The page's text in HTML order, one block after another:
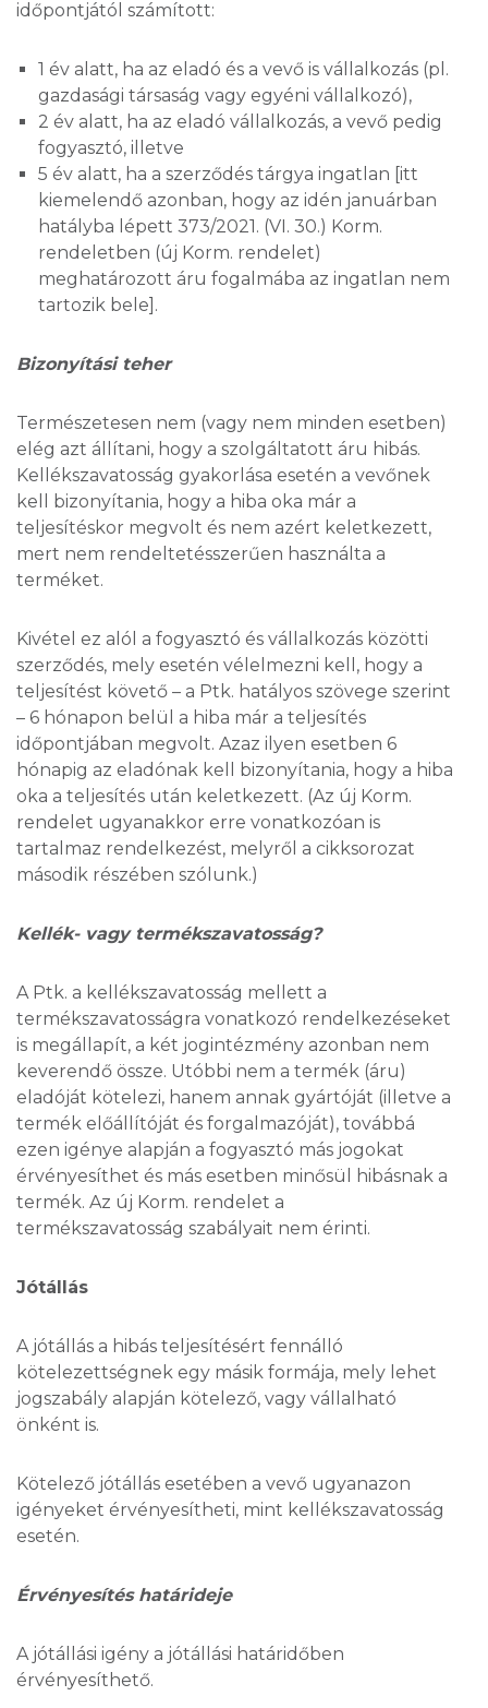
időpontjától számított:
1 év alatt, ha az eladó és a vevő is vállalkozás (pl.
gazdasági társaság vagy egyéni vállalkozó),
2 év alatt, ha az eladó vállalkozás, a vevő pedig
fogyasztó, illetve
5 év alatt, ha a szerződés tárgya ingatlan [itt
kiemelendő azonban, hogy az idén januárban
hatályba lépett 373/2021. (VI. 30.) Korm.
rendeletben (új Korm. rendelet)
meghatározott áru fogalmába az ingatlan nem
tartozik bele].
Bizonyítási teher
Természetesen nem (vagy nem minden esetben)
elég azt állítani, hogy a szolgáltatott áru hibás.
Kellékszavatosság gyakorlása esetén a vevőnek
kell bizonyítania, hogy a hiba oka már a
teljesítéskor megvolt és nem azért keletkezett,
mert nem rendeltetésszerűen használta a
terméket.
Kivétel ez alól a fogyasztó és vállalkozás közötti
szerződés, mely esetén vélelmezni kell, hogy a
teljesítést követő – a Ptk. hatályos szövege szerint
– 6 hónapon belül a hiba már a teljesítés
időpontjában megvolt. Azaz ilyen esetben 6
hónapig az eladónak kell bizonyítania, hogy a hiba
oka a teljesítés után keletkezett. (Az új Korm.
rendelet ugyanakkor erre vonatkozóan is
tartalmaz rendelkezést, melyről a cikksorozat
második részében szólunk.)
Kellék- vagy termékszavatosság?
A Ptk. a kellékszavatosság mellett a
termékszavatosságra vonatkozó rendelkezéseket
is megállapít, a két jogintézmény azonban nem
keverendő össze. Utóbbi nem a termék (áru)
eladóját kötelezi, hanem annak gyártóját (illetve a
termék előállítóját és forgalmazóját), továbbá
ezen igénye alapján a fogyasztó más jogokat
érvényesíthet és más esetben minősül hibásnak a
termék. Az új Korm. rendelet a
termékszavatosság szabályait nem érinti.
Jótállás
A jótállás a hibás teljesítésért fennálló
kötelezettségnek egy másik formája, mely lehet
jogszabály alapján kötelező, vagy vállalható
önként is.
Kötelező jótállás esetében a vevő ugyanazon
igényeket érvényesítheti, mint kellékszavatosság
esetén.
Érvényesítés határideje
A jótállási igény a jótállási határidőben
érvényesíthető.